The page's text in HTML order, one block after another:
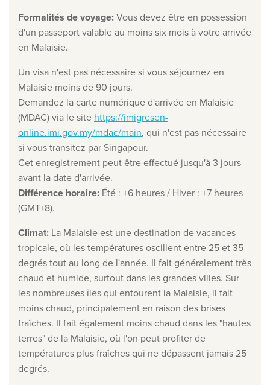
Clause de non-responsabilité en matière de
la vie privée
©2026
Formalités de voyage:Vous devez être en possession
d'un passeport valable au moins six mois à votre arrivée
en Malaisie.
Un visa n'est pas nécessaire si vous séjournez en
Malaisie moins de 90 jours.
Demandez la carte numérique d'arrivée en Malaisie
(MDAC) via le site https://imigresen-
online.imi.gov.my/mdac/main, qui n'est pas nécessaire
si vous transitez par Singapour.
Cet enregistrement peut être effectué jusqu'à 3 jours
avant la date d'arrivée.
Différence horaire: Été : +6 heures / Hiver : +7 heures
(GMT+8).
Climat: La Malaisie est une destination de vacances
tropicale, où les températures oscillent entre 25 et 35
degrés tout au long de l'année. Il fait généralement très
chaud et humide, surtout dans les grandes villes. Sur
les nombreuses îles qui entourent la Malaisie, il fait
moins chaud, principalement en raison des brises
fraîches. Il fait également moins chaud dans les "hautes
terres" de la Malaisie, où l'on peut profiter de
températures plus fraîches qui ne dépassent jamais 25
degrés.